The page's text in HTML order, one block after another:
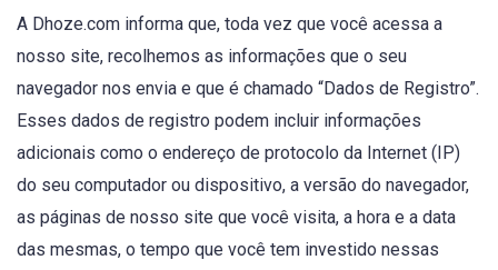
A Dhoze.com informa que, toda vez que você acessa a
nosso site, recolhemos as informações que o seu
navegador nos envia e que é chamado “Dados de Registro”.
Esses dados de registro podem incluir informações
adicionais como o endereço de protocolo da Internet (IP)
do seu computador ou dispositivo, a versão do navegador,
as páginas de nosso site que você visita, a hora e a data
das mesmas, o tempo que você tem investido nessas